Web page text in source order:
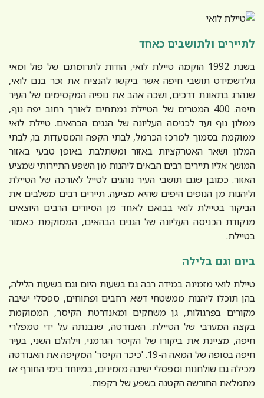
לתיירים ולתושבים כאחד
בשנת 1992 הוקמה טיילת לואי, הודות לתרומתם של פול ומאי
גולדשמידט תושבי חיפה אשר ביקשו להנציח את זכר בנם לואי,
שנהרג בתאונת דרכים, ושכה אהב את נופיה המקסימים של העיר
חיפה. 400 המטרים של הטיילת נמתחים לאורך רחוב יפה נוף,
ממלון נוף ועד לכניסה העליונה של הגנים הבהאים. טיילת לואי
ממוקמת בסמוך למרכז הכרמל, לבתי הקפה והמסעדות בו, לבתי
המלון ושאר האטרקציות באזור ומשתלבת באופן טבעי באזור
המושך אליו תיירים רבים הבאים ליהנות מן השפע התיירותי שמציע
האזור. כמובן שגם תושבי העיר נוהגים לטייל לאורכה של הטיילת
וליהנות מן הנופים היפים שהיא מציעה. תיירים רבים משלבים את
הביקור בטיילת לואי בבואם לאחד מן הסיורים הרבים היוצאים
מנקודת הכניסה העליונה של הגנים הבהאים, הממוקמת כאמור
בטיילת.
ביום וגם בלילה
טיילת לואי מזמינה במידה רבה גם בשעות היום וגם בשעות הלילה,
בהן תוכלו ליהנות ממשטחי דשא רחבים ופתוחים, ספסלי ישיבה
מקורים בפרגולות, גן משחקים ומאנדרטת הקיסר, הממוקמת
בקצה המערבי של הטיילת. האנדרטה, שנבנתה על ידי טמפלרי
חיפה, מציינת את ביקורו של הקיסר הגרמני, וילהלם השני, בעיר
חיפה בסופה של המאה ה-19. 'כיכר הקיסר' המקיפה את האנדרטה
מכילה גם שולחנות וספסלי ישיבה מזמינים, במיוחד בימי החורף אז
מתמלאת החורשה הקטנה בשפע של רקפות.